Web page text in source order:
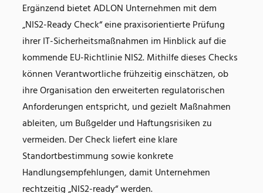
Ergänzend bietet ADLON Unternehmen mit dem
„NIS2-Ready Check“ eine praxisorientierte Prüfung
ihrer IT-Sicherheitsmaßnahmen im Hinblick auf die
kommende EU-Richtlinie NIS2. Mithilfe dieses Checks
können Verantwortliche frühzeitig einschätzen, ob
ihre Organisation den erweiterten regulatorischen
Anforderungen entspricht, und gezielt Maßnahmen
ableiten, um Bußgelder und Haftungsrisiken zu
vermeiden. Der Check liefert eine klare
Standortbestimmung sowie konkrete
Handlungsempfehlungen, damit Unternehmen
rechtzeitig „NIS2-ready“ werden.